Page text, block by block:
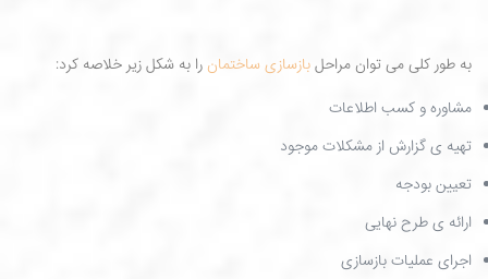
به طور کلی می توان مراحلبازسازی ساختمانرا به شکل زیر خلاصه کرد:
مشاوره و کسب اطلاعات
تهیه ی گزارش از مشکلات موجود
تعیین بودجه
ارائه ی طرح نهایی
اجرای عملیات بازسازی